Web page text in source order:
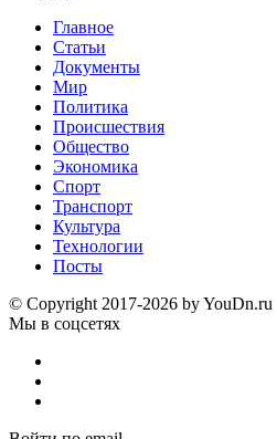
Главное
Статьи
Документы
Мир
Политика
Происшествия
Общество
Экономика
Спорт
Транспорт
Культура
Технологии
Посты
© Copyright 2017-2026 by YouDn.ru
Мы в соцсетях